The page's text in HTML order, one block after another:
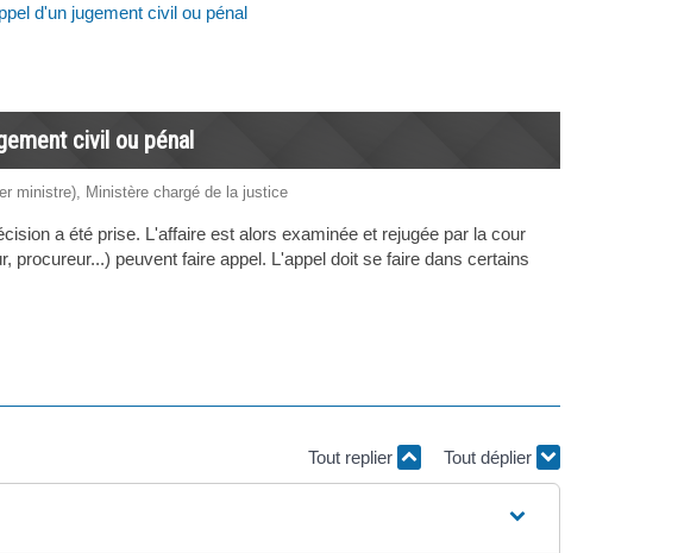
d'un jugement civil ou pénal
civil ou pénal
ministre), Ministère chargé de la justice
a été prise. L'affaire est alors examinée et rejugée par la cour
procureur...) peuvent faire appel. L'appel doit se faire dans certains
Tout replier Tout déplier